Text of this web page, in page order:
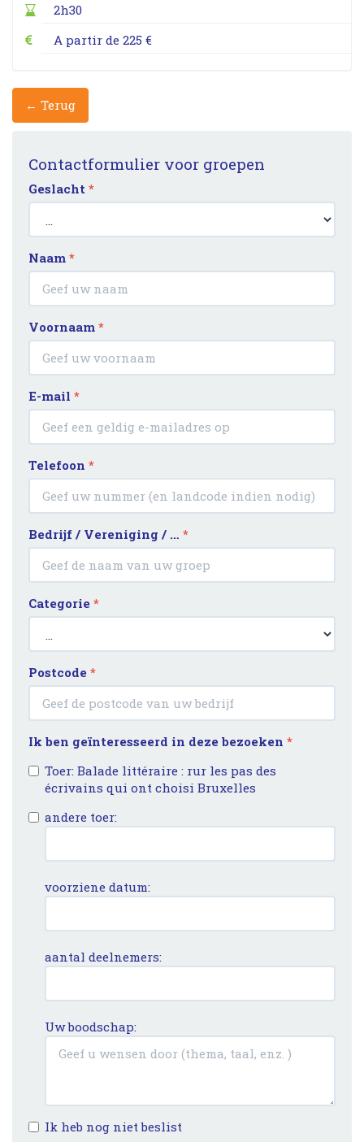
2h30
A partir de 225 €
← Terug
Contactformulier voor groepen
Geslacht *
Naam *
Voornaam *
E-mail *
Telefoon *
Bedrijf / Vereniging / … *
Categorie *
Postcode *
Ik ben geïnteresseerd in deze bezoeken *
Toer: Balade littéraire : rur les pas des
écrivains qui ont choisi Bruxelles
andere toer:
voorziene datum:
aantal deelnemers:
Uw boodschap:
Ik heb nog niet beslist